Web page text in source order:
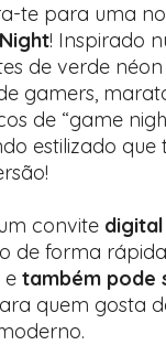
te para uma
! Inspirado
de verde
gamers,
de “game
estilizado
convite
de forma
e também pode
quem gosta